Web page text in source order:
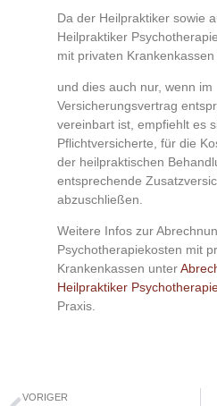
Da der Heilpraktiker sowie
Heilpraktiker
mit privaten
und dies auch nur, wenn im
Versicherungsvertrag
vereinbart ist, empfiehlt es
Pflichtversicherte, für die
der heilpraktischen
entsprechende
abzuschließen.
Weitere Infos zur
Psychotherapiekosten mit
Krankenkassen unter
Heilpraktiker
Praxis.
VORIGER